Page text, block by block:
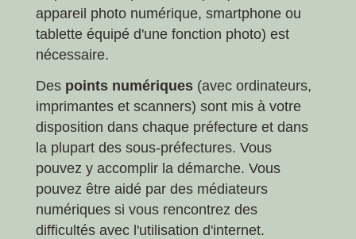
appareil photo numérique, smartphone ou
tablette équipé d'une fonction photo) est
nécessaire.
Des points numériques (avec ordinateurs,
imprimantes et scanners) sont mis à votre
disposition dans chaque préfecture et dans
la plupart des sous-préfectures. Vous
pouvez y accomplir la démarche. Vous
pouvez être aidé par des médiateurs
numériques si vous rencontrez des
difficultés avec l'utilisation d'internet.